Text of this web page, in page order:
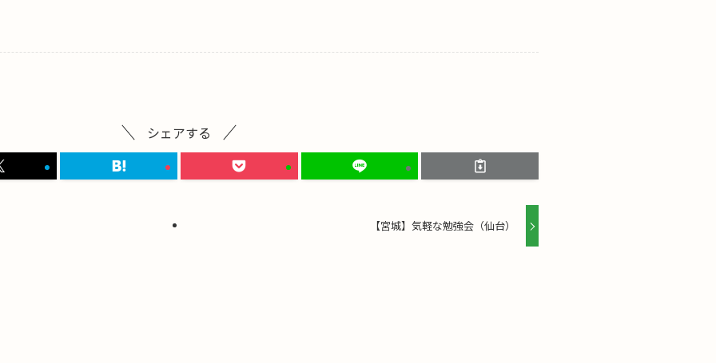
シェアする
【宮城】気軽な勉強会（仙台）